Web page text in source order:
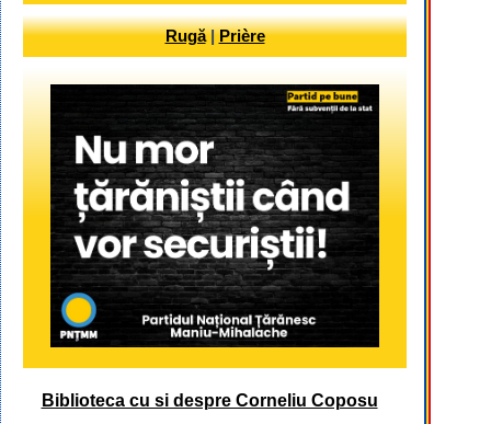
Rugă|Prière
Biblioteca cu si despre Corneliu Coposu